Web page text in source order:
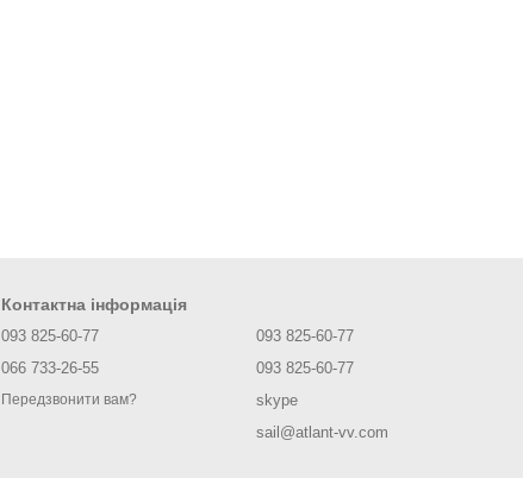
Контактна інформація
093 825-60-77
066 733-26-55
Передзвонити вам?
093 825-60-77
093 825-60-77
skype
sail@atlant-vv.com